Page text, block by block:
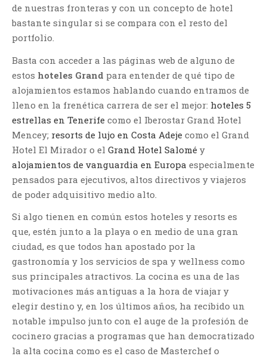
de nuestras fronteras y con un concepto de hotel
bastante singular si se compara con el resto del
portfolio.
Basta con acceder a las páginas web de alguno de
estos hoteles Grand para entender de qué tipo de
alojamientos estamos hablando cuando entramos de
lleno en la frenética carrera de ser el mejor: hoteles 5
estrellas en Tenerife como el Iberostar Grand Hotel
Mencey; resorts de lujo en Costa Adeje como el Grand
Hotel El Mirador o el Grand Hotel Salomé y
alojamientos de vanguardia en Europa especialmente
pensados para ejecutivos, altos directivos y viajeros
de poder adquisitivo medio alto.
Si algo tienen en común estos hoteles y resorts es
que, estén junto a la playa o en medio de una gran
ciudad, es que todos han apostado por la
gastronomía y los servicios de spa y wellness como
sus principales atractivos. La cocina es una de las
motivaciones más antiguas a la hora de viajar y
elegir destino y, en los últimos años, ha recibido un
notable impulso junto con el auge de la profesión de
cocinero gracias a programas que han democratizado
la alta cocina como es el caso de Masterchef o